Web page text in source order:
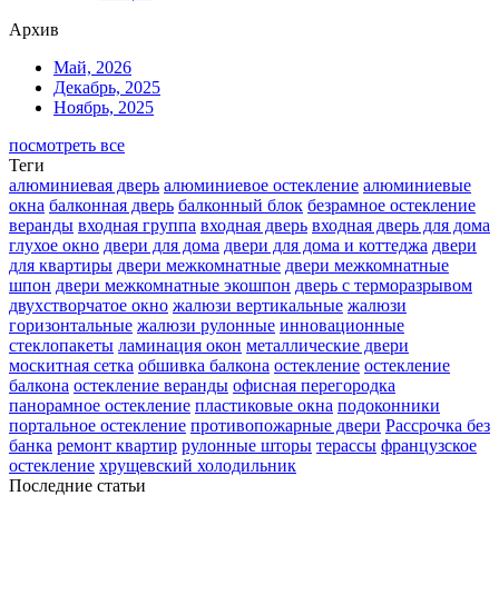
Архив
Май, 2026
Декабрь, 2025
Ноябрь, 2025
посмотреть все
Теги
алюминиевая дверь алюминиевое остекление алюминиевые
окна балконная дверь балконный блок безрамное остекление
веранды входная группа входная дверь входная дверь для дома
глухое окно двери для дома двери для дома и коттеджа двери
для квартиры двери межкомнатные двери межкомнатные
шпон двери межкомнатные экошпон дверь с терморазрывом
двухстворчатое окно жалюзи вертикальные жалюзи
горизонтальные жалюзи рулонные инновационные
стеклопакеты ламинация окон металлические двери
москитная сетка обшивка балкона остекление остекление
балкона остекление веранды офисная перегородка
панорамное остекление пластиковые окна подоконники
портальное остекление противопожарные двери Рассрочка без
банка ремонт квартир рулонные шторы терассы французское
остекление хрущевский холодильник
Последние статьи